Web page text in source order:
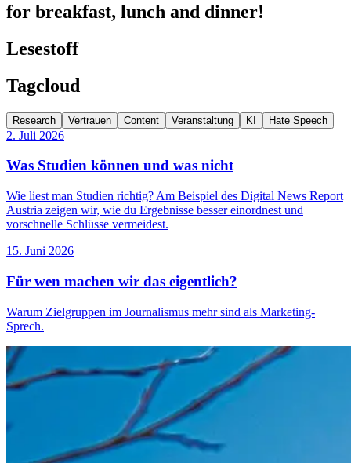
for breakfast, lunch and dinner!
Lesestoff
Tagcloud
Research Vertrauen Content Veranstaltung KI Hate Speech
2. Juli 2026
Was Studien können und was nicht
Wie liest man Studien richtig? Am Beispiel des Digital News Report
Austria zeigen wir, wie du Ergebnisse besser einordnest und
vorschnelle Schlüsse vermeidest.
15. Juni 2026
Für wen machen wir das eigentlich?
Warum Zielgruppen im Journalismus mehr sind als Marketing-
Sprech.